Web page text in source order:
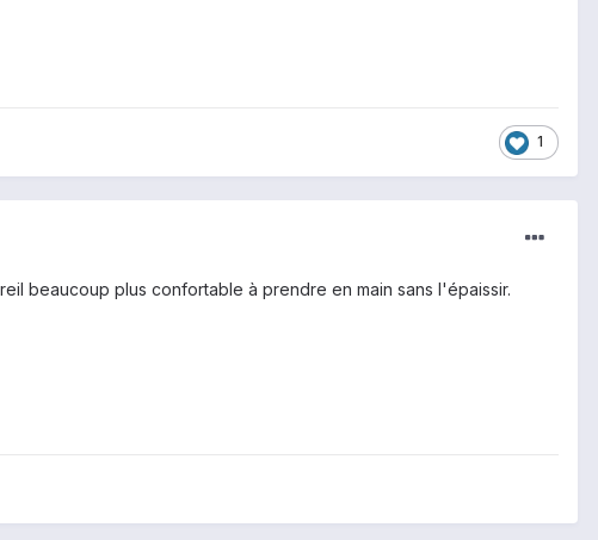
1
beaucoup plus confortable à prendre en main sans l'épaissir.